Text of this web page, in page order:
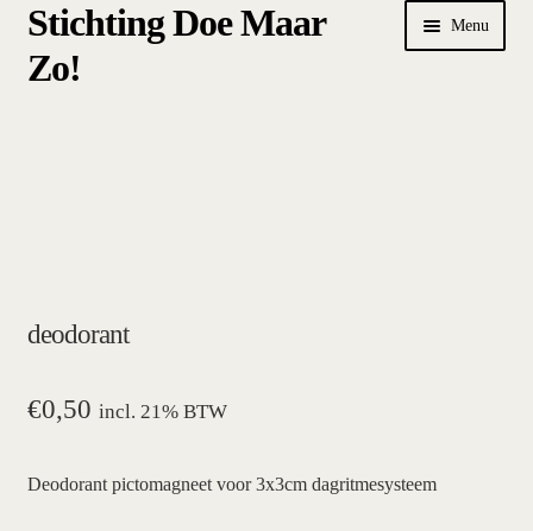
Ga
naar
Ga
de
Stichting Doe Maar
Zo!
Menu
bestellen
hoe werkt een plansysteem
deodorant
€0,50 incl. 21% BTW
Deodorant pictomagneet voor 3x3cm dagritmesysteem